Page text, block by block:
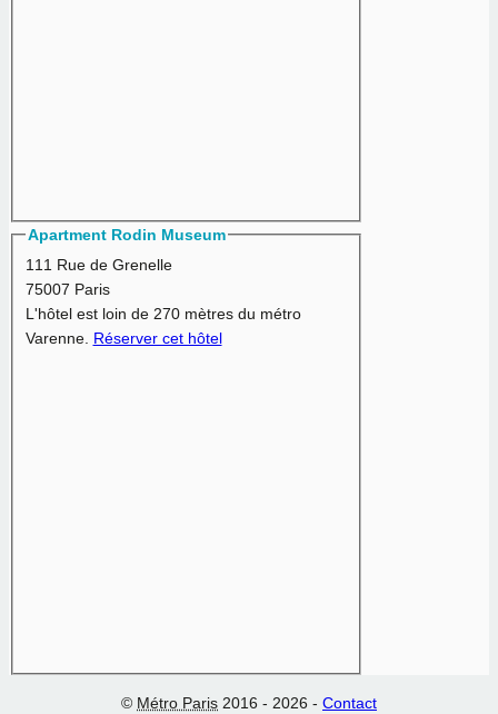
Apartment Rodin Museum
111 Rue de Grenelle
75007 Paris
L'hôtel est loin de 270 mètres du métro
Varenne. Réserver cet hôtel
© Métro Paris 2016 - 2026 - Contact